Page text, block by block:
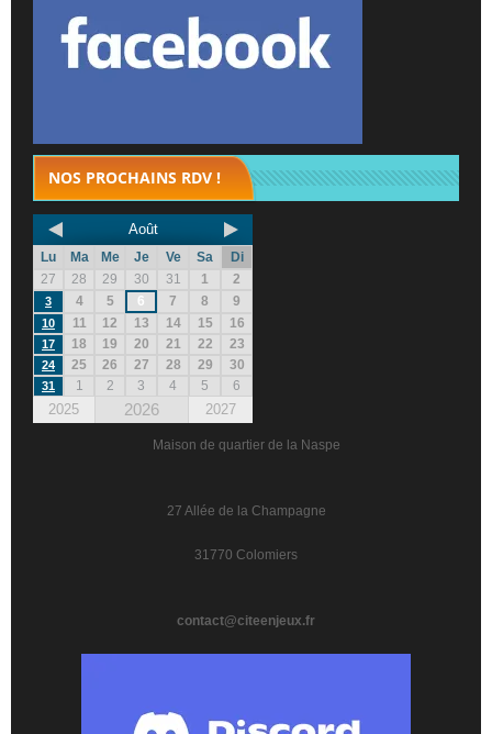
NOS PROCHAINS RDV !
Août
Lu Ma Me Je Ve Sa
Di
27
28 29 30 31 1 2
3 4 5 6 7 8 9
10 11 12 13 14 15 16
17 18 19 20 21 22 23
24 25 26 27 28 29 30
31 1 2 3 4 5 6
2025 2026 2027
Maison de quartier de la Naspe
27 Allée de la Champagne
31770 Colomiers
contact@citeenjeux.fr